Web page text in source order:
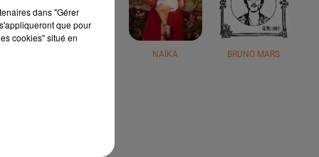
NAÏKA BRUNO MARS
dans "Gérer
que pour
cookies" situé en